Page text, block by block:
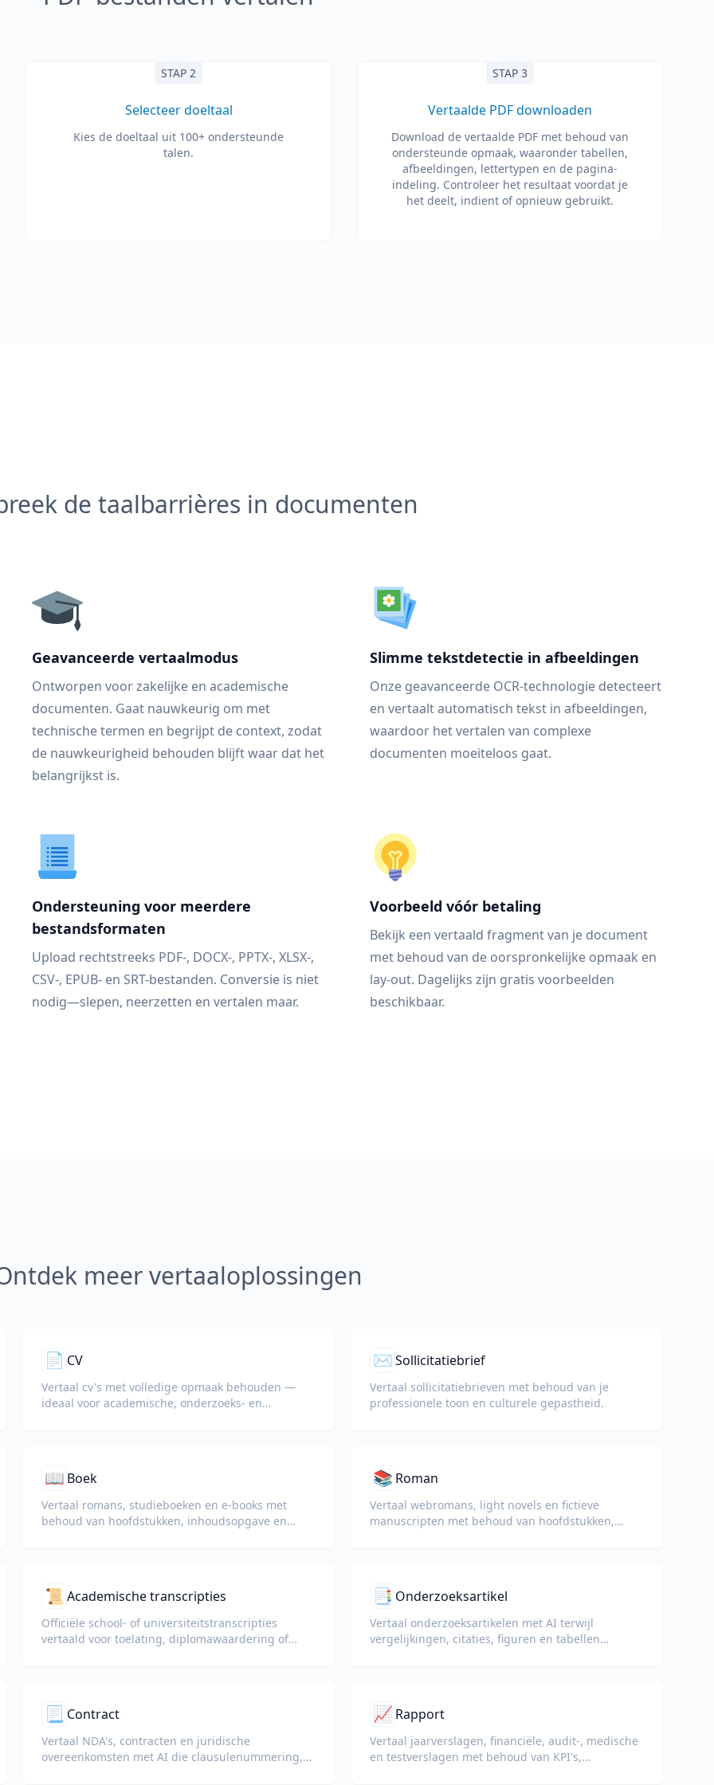
STAP 2
Selecteer doeltaal
Kies de doeltaal uit 100+ ondersteunde
talen.
STAP 3
Vertaalde PDF downloaden
Download de vertaalde PDF met behoud van
ondersteunde opmaak, waaronder tabellen,
afbeeldingen, lettertypen en de pagina-
indeling. Controleer het resultaat voordat je
het deelt, indient of opnieuw gebruikt.
de taalbarrières in documenten
Geavanceerde vertaalmodus
Ontworpen voor zakelijke en academische
documenten. Gaat nauwkeurig om met
technische termen en begrijpt de context, zodat
de nauwkeurigheid behouden blijft waar dat het
belangrijkst is.
Slimme tekstdetectie in afbeeldingen
Onze geavanceerde OCR-technologie detecteert
en vertaalt automatisch tekst in afbeeldingen,
waardoor het vertalen van complexe
documenten moeiteloos gaat.
Ondersteuning voor meerdere
bestandsformaten
Upload rechtstreeks PDF-, DOCX-, PPTX-, XLSX-,
CSV-, EPUB- en SRT-bestanden. Conversie is niet
nodig—slepen, neerzetten en vertalen maar.
Voorbeeld vóór betaling
Bekijk een vertaald fragment van je document
met behoud van de oorspronkelijke opmaak en
lay-out. Dagelijks zijn gratis voorbeelden
beschikbaar.
meer vertaaloplossingen
📄 CV
Vertaal cv's met volledige opmaak behouden —
ideaal voor academische, onderzoeks- en
✉️Sollicitatiebrief
Vertaal sollicitatiebrieven met behoud van je
professionele toon en culturele gepastheid.
📖 Boek
Vertaal romans, studieboeken en e-books met
behoud van hoofdstukken, inhoudsopgave en
📚 Roman
Vertaal webromans, light novels en fictieve
manuscripten met behoud van hoofdstukken,
📜 Academische transcripties
Officiële school- of universiteitstranscripties
vertaald voor toelating, diplomawaardering of
📑 Onderzoeksartikel
Vertaal onderzoeksartikelen met AI terwijl
vergelijkingen, citaties, figuren en tabellen
📃 Contract
Vertaal NDA's, contracten en juridische
overeenkomsten met AI die clausulenummering,
📈 Rapport
Vertaal jaarverslagen, financiële, audit-, medische
en testverslagen met behoud van KPI's,